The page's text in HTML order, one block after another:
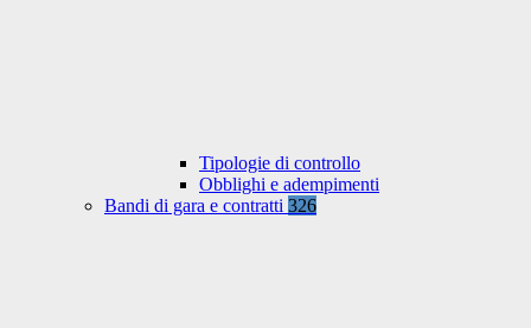
Tipologie di controllo
Obblighi e adempimenti
Bandi di gara e contratti 326